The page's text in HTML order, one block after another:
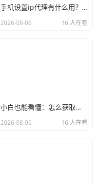
手机设置ip代理有什么用？不只是改定位那么简单
2026-08-06 16 人在看
小白也能看懂：怎么获取代理ip和端口号，一步步教会你
2026-08-06 16 人在看